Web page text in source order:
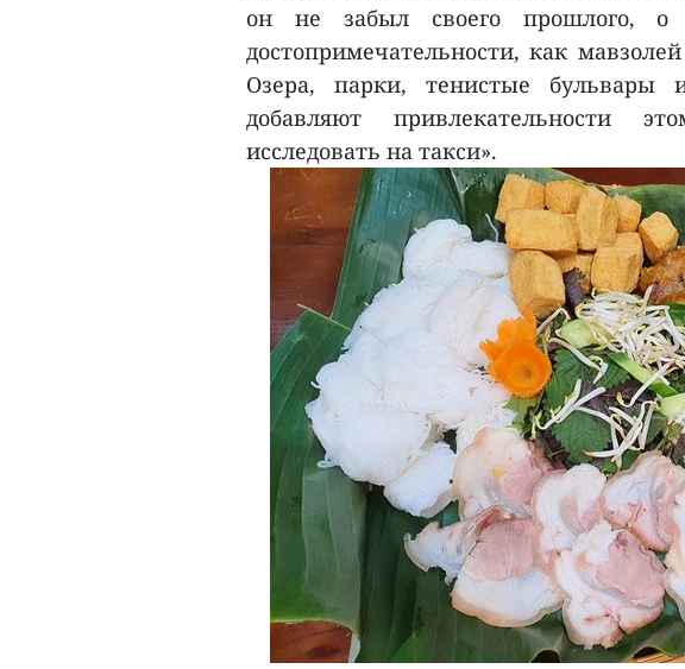
он не забыл своего прошлого, о
достопримечательности, как
Озера, парки, тенистые
добавляют привлекательности
исследовать на такси».